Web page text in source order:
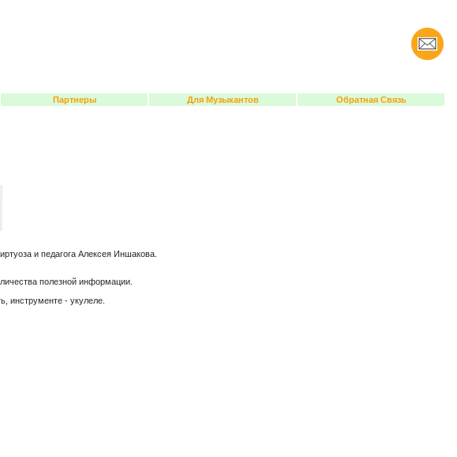
Партнеры Для Музыкантов Обратная Связь
и педагога Алексея Иншакова.
полезной информации.
инструменте - укулеле.